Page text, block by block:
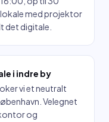
med projektor
det digitale.
i indre by
vi et neutralt
Velegnet
og